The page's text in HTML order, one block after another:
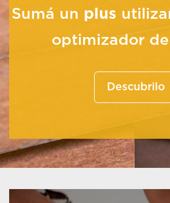
Sumá un plus
optimizador
Descubrilo